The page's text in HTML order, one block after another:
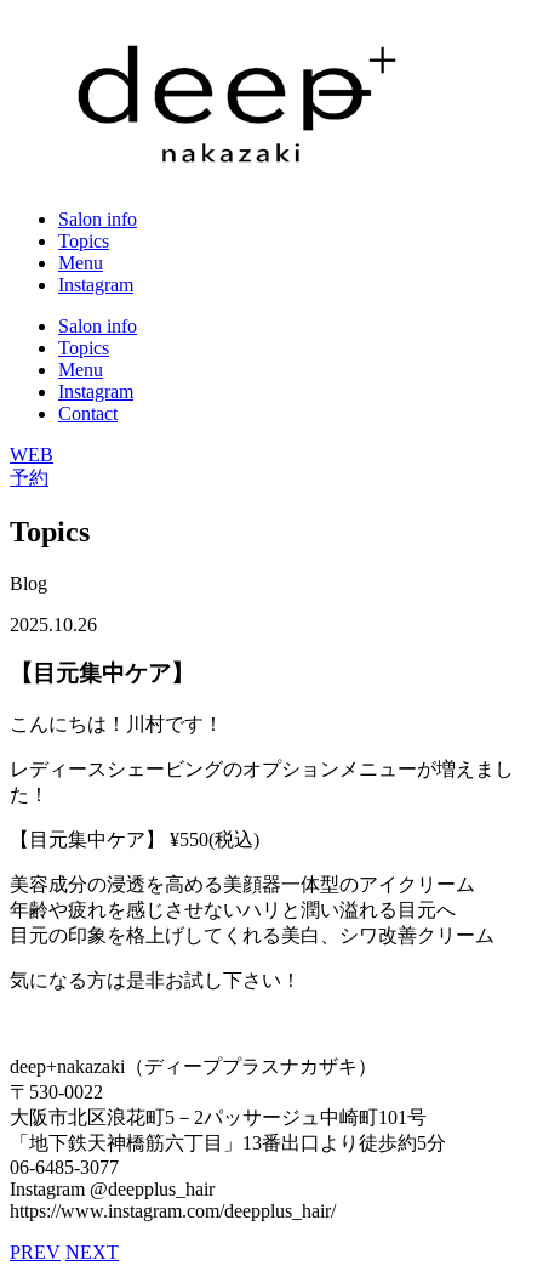
Salon info
Topics
Menu
Instagram
Salon info
Topics
Menu
Instagram
Contact
WEB
予約
Topics
Blog
2025.10.26
【目元集中ケア】
こんにちは！川村です！
レディースシェービングのオプションメニューが増えまし
た！
【目元集中ケア】 ¥550(税込)
美容成分の浸透を高める美顔器一体型のアイクリーム
年齢や疲れを感じさせないハリと潤い溢れる目元へ
目元の印象を格上げしてくれる美白、シワ改善クリーム
気になる方は是非お試し下さい！
deep+nakazaki（ディーププラスナカザキ）
〒530-0022
大阪市北区浪花町5－2パッサージュ中崎町101号
「地下鉄天神橋筋六丁目」13番出口より徒歩約5分
06-6485-3077
Instagram @deepplus_hair
https://www.instagram.com/deepplus_hair/
PREV NEXT